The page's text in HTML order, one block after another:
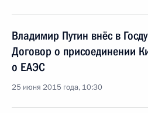
Владимир Путин внёс в
Договор о присоединении
о ЕАЭС
25 июня 2015 года, 10:30